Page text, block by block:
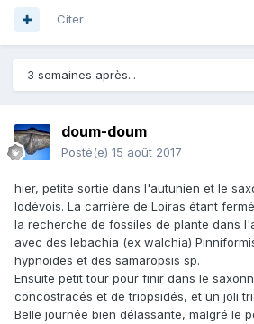
Citer
3 semaines après...
doum-doum
Posté(e) 15 août 2017
hier, petite sortie dans l'autunien et le
lodévois. La carrière de Loiras étant
la recherche de fossiles de plante dans
avec des lebachia (ex walchia)
hypnoides et des samaropsis sp.
Ensuite petit tour pour finir dans le
concostracés et de triopsidés, et un joli
Belle journée bien délassante, malgré le